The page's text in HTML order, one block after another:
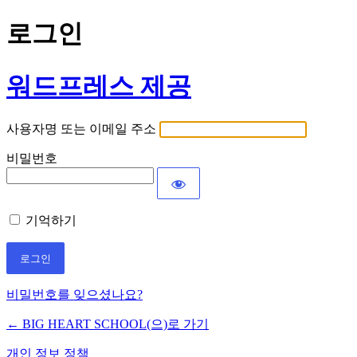
로그인
워드프레스 제공
사용자명 또는 이메일 주소
비밀번호
기억하기
비밀번호를 잊으셨나요?
← BIG HEART SCHOOL(으)로 가기
개인 정보 정책